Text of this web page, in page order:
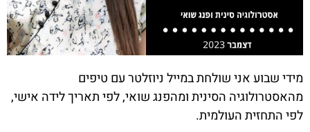
מידי שבוע אני שולחת במייל ניוזלטר עם טיפים
מהאסטרולוגיה הסינית ומהפנג שואי, לפי תאריך לידה אישי,
לפי התחזית העולמית.